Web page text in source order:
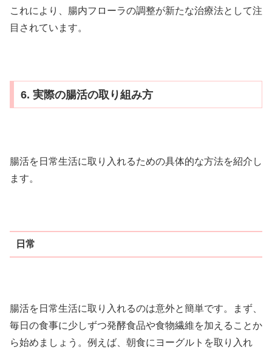
これにより、腸内フローラの調整が新たな治療法として注
目されています。
6. 実際の腸活の取り組み方
腸活を日常生活に取り入れるための具体的な方法を紹介し
ます。
日常
腸活を日常生活に取り入れるのは意外と簡単です。まず、
毎日の食事に少しずつ発酵食品や食物繊維を加えることか
ら始めましょう。例えば、朝食にヨーグルトを取り入れ